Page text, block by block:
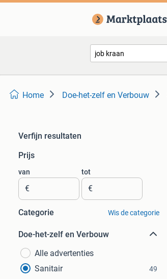
Home Doe-het-zelf en Verbouw
Verfijn resultaten
Prijs
van
€
tot
€
Categorie Wis de categorie
Doe-het-zelf en Verbouw
Alle advertenties
Sanitair
49